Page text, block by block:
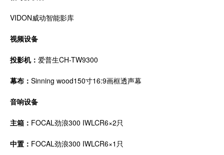
VIDON威动智能影库
视频设备
投影机： 爱普生CH-TW9300
幕布： Sinning wood150寸16:9画框透声幕
音响设备
主箱： FOCAL劲浪300 IWLCR6×2只
中置： FOCAL劲浪300 IWLCR6×1只